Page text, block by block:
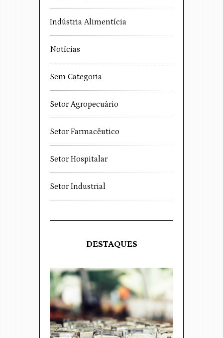
Indústria Alimentícia
Notícias
Sem Categoria
Setor Agropecuário
Setor Farmacêutico
Setor Hospitalar
Setor Industrial
DESTAQUES